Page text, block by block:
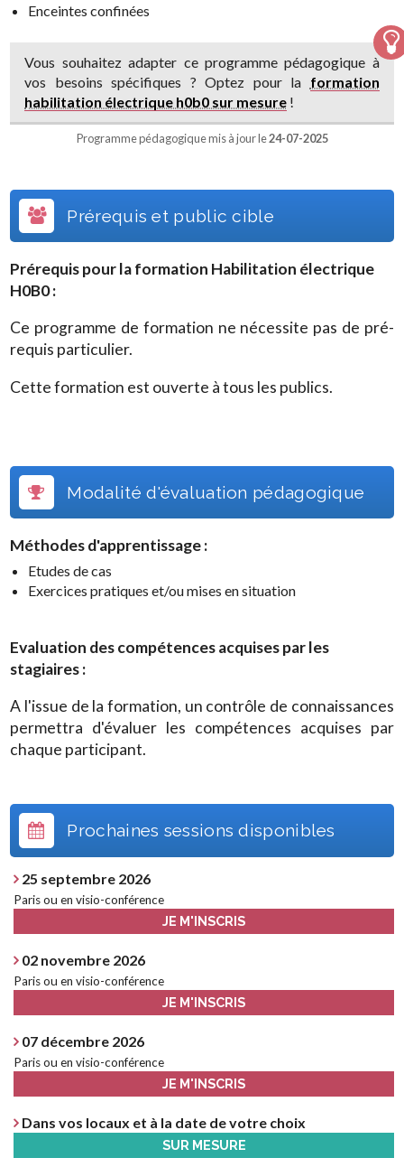
Enceintes confinées
Vous souhaitez adapter ce programme pédagogique à
vos besoins spécifiques ? Optez pour la formation
habilitation électrique h0b0 sur mesure !
Programme pédagogique mis à jour le24-07-2025
Prérequis et public cible
Prérequis pour la formation Habilitation électrique
H0B0:
Ce programme de formation ne nécessite pas de pré-
requis particulier.
Cette formation est ouverte à tous les publics.
Modalité d'évaluation pédagogique
Méthodes d'apprentissage :
Etudes de cas
Exercices pratiques et/ou mises en situation
Evaluation des compétences acquises par les
stagiaires :
A l'issue de la formation, un contrôle de connaissances
permettra d'évaluer les compétences acquises par
chaque participant.
Prochaines sessions disponibles
25 septembre 2026
Paris ou en visio-conférence
JE M'INSCRIS
02 novembre 2026
Paris ou en visio-conférence
JE M'INSCRIS
07 décembre 2026
Paris ou en visio-conférence
JE M'INSCRIS
Dans vos locaux et à la date de votre choix
SUR MESURE